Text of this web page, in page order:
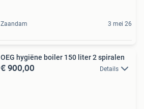
Zaandam 3 mei 26
OEG hygiëne boiler 150 liter 2 spiralen
€ 900,00 Details